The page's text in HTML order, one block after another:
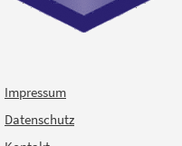
Impressum
Datenschutz